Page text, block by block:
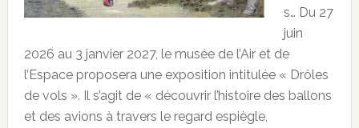
s… Du 27
juin
2026 au 3 janvier 2027, le musée de l’Air et de
l’Espace proposera une exposition intitulée « Drôles
de vols ». Il s’agit de « découvrir l’histoire des ballons
et des avions à travers le regard espiègle,